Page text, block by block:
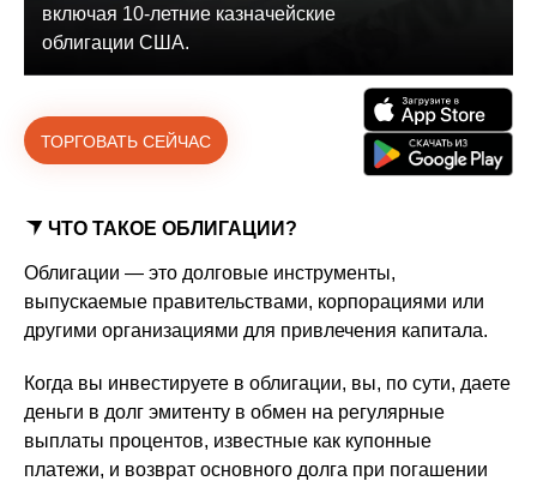
включая 10-летние казначейские
облигации США.
ТОРГОВАТЬ СЕЙЧАС
ЧТО ТАКОЕ ОБЛИГАЦИИ?
Облигации — это долговые инструменты,
выпускаемые правительствами, корпорациями или
другими организациями для привлечения капитала.
Когда вы инвестируете в облигации, вы, по сути, даете
деньги в долг эмитенту в обмен на регулярные
выплаты процентов, известные как купонные
платежи, и возврат основного долга при погашении